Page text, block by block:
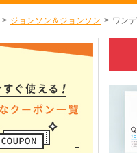
> ジョンソン＆ジョンソン > ワン